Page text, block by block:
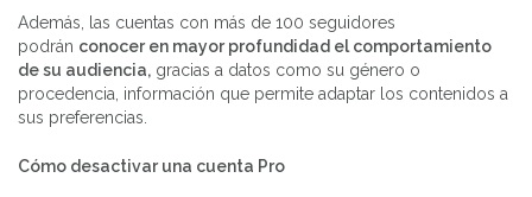
Además, las cuentas con más de 100 seguidores
podrán conocer en mayor profundidad el comportamiento
de su audiencia, gracias a datos como su género o
procedencia, información que permite adaptar los contenidos a
sus preferencias.
Cómo desactivar una cuenta Pro